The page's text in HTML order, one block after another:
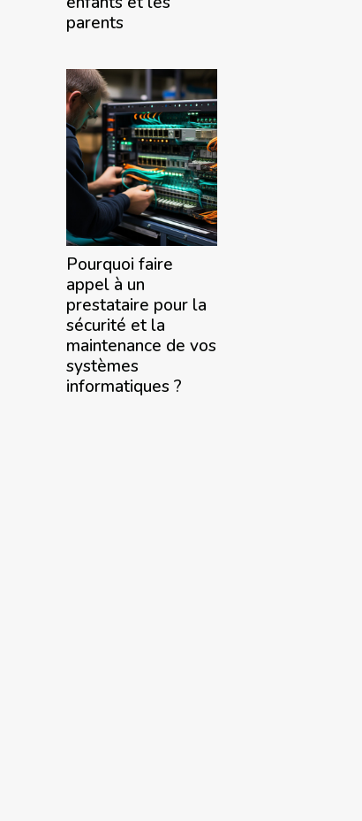
parents
Pourquoi faire
appel à un
prestataire pour la
sécurité et la
maintenance de vos
systèmes
informatiques ?